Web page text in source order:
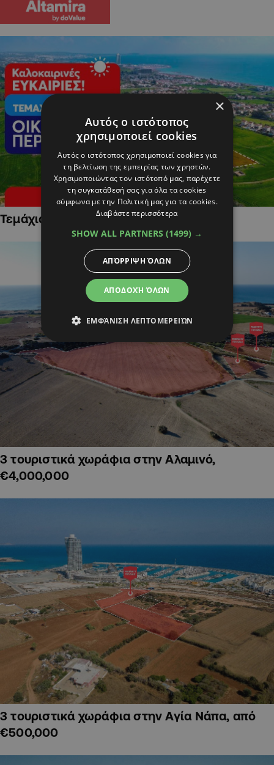
Τεμάχια Γης σε Οικιστικές Περιοχές
3 τουριστικά χωράφια στην Αλαμινό,
€4,000,000
3 τουριστικά χωράφια στην Αγία Νάπα, από
€500,000
×
Αυτός ο ιστότοπος
χρησιμοποιεί cookies
Αυτός ο ιστότοπος χρησιμοποιεί cookies για
τη βελτίωση της εμπειρίας των χρηστών.
Χρησιμοποιώντας τον ιστότοπό μας, παρέχετε
τη συγκατάθεσή σας για όλα τα cookies
σύμφωνα με την Πολιτική μας για τα cookies.
Διαβάστε περισσότερα
SHOW ALL PARTNERS (1499) →
ΑΠΟΔΟΧΉ ΌΛΩΝ
ΑΠΌΡΡΙΨΗ ΌΛΩΝ
ΕΜΦΆΝΙΣΗ ΛΕΠΤΟΜΕΡΕΙΏΝ